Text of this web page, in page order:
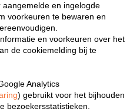
aangemelde en ingelogde
voorkeuren te bewaren en
en voorkeuren over het
de cookiemelding bij te
Analytics
) gebruikt voor het bijhouden
bezoekersstatistieken.